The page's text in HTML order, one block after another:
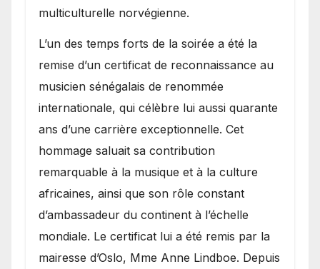
multiculturelle norvégienne.
​L’un des temps forts de la soirée a été la
remise d’un certificat de reconnaissance au
musicien sénégalais de renommée
internationale, qui célèbre lui aussi quarante
ans d’une carrière exceptionnelle. Cet
hommage saluait sa contribution
remarquable à la musique et à la culture
africaines, ainsi que son rôle constant
d’ambassadeur du continent à l’échelle
mondiale. Le certificat lui a été remis par la
mairesse d’Oslo, Mme Anne Lindboe. Depuis